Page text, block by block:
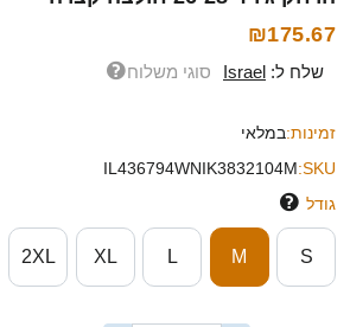
₪175.67
שלח ל: Israel סוגי משלוח
זמינות:במלאי
SKU:
IL436794WNIK3832104M
גודל
S
M
L
XL
2XL